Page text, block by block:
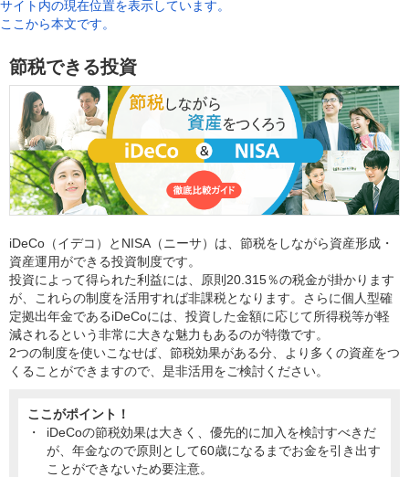
サイト内の現在位置を表示しています。
ここから本文です。
節税できる投資
iDeCo（イデコ）とNISA（ニーサ）は、節税をしながら資産形成・
資産運用ができる投資制度です。
投資によって得られた利益には、原則20.315％の税金が掛かります
が、これらの制度を活用すれば非課税となります。さらに個人型確
定拠出年金であるiDeCoには、投資した金額に応じて所得税等が軽
減されるという非常に大きな魅力もあるのが特徴です。
2つの制度を使いこなせば、節税効果がある分、より多くの資産をつ
くることができますので、是非活用をご検討ください。
ここがポイント！
iDeCoの節税効果は大きく、優先的に加入を検討すべきだ
が、年金なので原則として60歳になるまでお金を引き出す
ことができないため要注意。